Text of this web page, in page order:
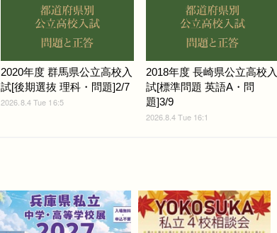
2020年度 群馬県公立高校入
試[後期選抜 理科・問題]2/7
2026.8.4 Tue 16:5
2018年度 長崎県公立高校入
試[標準問題 英語A・問
題]3/9
2026.8.4 Tue 16:1